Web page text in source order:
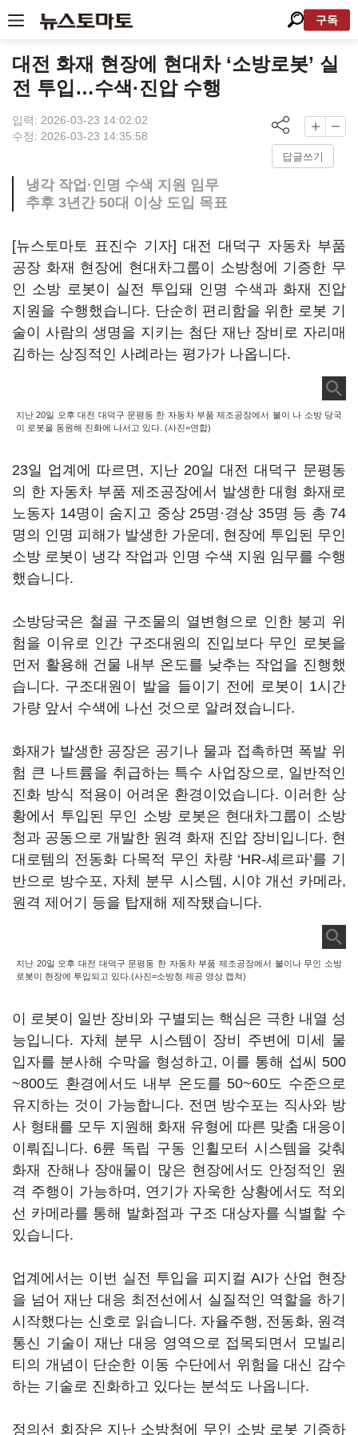
구독
대전 화재 현장에 현대차 ‘소방로봇’ 실
전 투입…수색·진압 수행
입력: 2026-03-23 14:02:02
수정: 2026-03-23 14:35:58
답글쓰기
냉각 작업·인명 수색 지원 임무
추후 3년간 50대 이상 도입 목표
[뉴스토마토 표진수 기자] 대전 대덕구 자동차 부품
공장 화재 현장에 현대차그룹이 소방청에 기증한 무
인 소방 로봇이 실전 투입돼 인명 수색과 화재 진압
지원을 수행했습니다. 단순히 편리함을 위한 로봇 기
술이 사람의 생명을 지키는 첨단 재난 장비로 자리매
김하는 상징적인 사례라는 평가가 나옵니다.
지난 20일 오후 대전 대덕구 문평동 한 자동차 부품 제조공장에서 불이 나 소방 당국
이 로봇을 동원해 진화에 나서고 있다. (사진=연합)
23일 업계에 따르면, 지난 20일 대전 대덕구 문평동
의 한 자동차 부품 제조공장에서 발생한 대형 화재로
노동자 14명이 숨지고 중상 25명·경상 35명 등 총 74
명의 인명 피해가 발생한 가운데, 현장에 투입된 무인
소방 로봇이 냉각 작업과 인명 수색 지원 임무를 수행
했습니다.
소방당국은 철골 구조물의 열변형으로 인한 붕괴 위
험을 이유로 인간 구조대원의 진입보다 무인 로봇을
먼저 활용해 건물 내부 온도를 낮추는 작업을 진행했
습니다. 구조대원이 발을 들이기 전에 로봇이 1시간
가량 앞서 수색에 나선 것으로 알려졌습니다.
화재가 발생한 공장은 공기나 물과 접촉하면 폭발 위
험 큰 나트륨을 취급하는 특수 사업장으로, 일반적인
진화 방식 적용이 어려운 환경이었습니다. 이러한 상
황에서 투입된 무인 소방 로봇은 현대차그룹이 소방
청과 공동으로 개발한 원격 화재 진압 장비입니다. 현
대로템의 전동화 다목적 무인 차량 ‘HR-셰르파’를 기
반으로 방수포, 자체 분무 시스템, 시야 개선 카메라,
원격 제어기 등을 탑재해 제작됐습니다.
지난 20일 오후 대전 대덕구 문평동 한 자동차 부품 제조공장에서 불이나 무인 소방
로봇이 현장에 투입되고 있다.(사진=소방청 제공 영상 캡쳐)
이 로봇이 일반 장비와 구별되는 핵심은 극한 내열 성
능입니다. 자체 분무 시스템이 장비 주변에 미세 물
입자를 분사해 수막을 형성하고, 이를 통해 섭씨 500
~800도 환경에서도 내부 온도를 50~60도 수준으로
유지하는 것이 가능합니다. 전면 방수포는 직사와 방
사 형태를 모두 지원해 화재 유형에 따른 맞춤 대응이
이뤄집니다. 6륜 독립 구동 인휠모터 시스템을 갖춰
화재 잔해나 장애물이 많은 현장에서도 안정적인 원
격 주행이 가능하며, 연기가 자욱한 상황에서도 적외
선 카메라를 통해 발화점과 구조 대상자를 식별할 수
있습니다.
업계에서는 이번 실전 투입을 피지컬 AI가 산업 현장
을 넘어 재난 대응 최전선에서 실질적인 역할을 하기
시작했다는 신호로 읽습니다. 자율주행, 전동화, 원격
통신 기술이 재난 대응 영역으로 접목되면서 모빌리
티의 개념이 단순한 이동 수단에서 위험을 대신 감수
하는 기술로 진화하고 있다는 분석도 나옵니다.
정의선 회장은 지난 소방청에 무인 소방 로봇 기증하